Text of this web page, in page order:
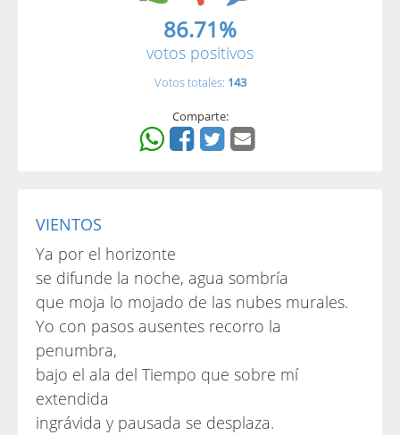
86.71%
votos positivos
Votos totales: 143
Comparte:
VIENTOS
Ya por el horizonte
se difunde la noche, agua sombría
que moja lo mojado de las nubes murales.
Yo con pasos ausentes recorro la
penumbra,
bajo el ala del Tiempo que sobre mí
extendida
ingrávida y pausada se desplaza.